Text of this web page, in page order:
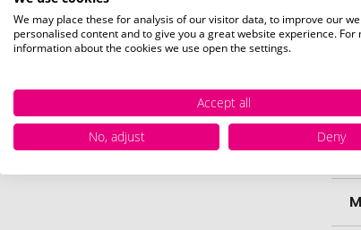
We may place these for analysis of our visitor data, to improve our
personalised content and to give you a great website experience. For
information about the cookies we use open the settings.
Accept all
No, adjust
Deny